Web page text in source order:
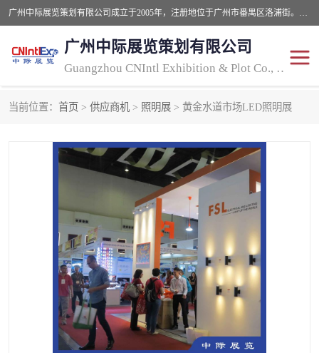
广州中际展览策划有限公司成立于2005年，注册地位于广州市番禺区洛浦街。经营范围包括会议及展览服务，大型活动组织策划服务，展台设计服务，广告业等；主要从事国外广告、标识、印花、LED、照明、光电、灯光、音响、视听、电子展览会等，展位预定-展品运输-签证-行程安排-补贴一站式服务。
广州中际展览策划有限公司
Guangzhou CNIntl Exhibition & Plot Co., Ltd.
当前位置： 首页 > 供应商机 > 照明展 > 黄金水道市场LED照明展
展品运输
视听-灯光音响展
2025年国外广告标识展 2025年国内中国香港照明
展